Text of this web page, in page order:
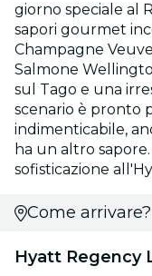
giorno speciale al
sapori gourmet
Champagne
Salmone
sul Tago e una
scenario è pronto
indimenticabile,
ha un altro
sofisticazione
Come arrivare?
Hyatt Regency